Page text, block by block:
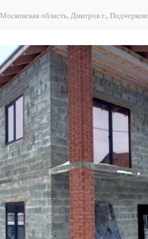
Московская область, Дмитров г.,